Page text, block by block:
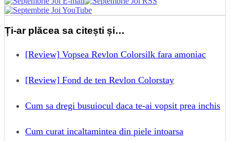
Ți-ar plăcea sa citești și…
[Review] Vopsea Revlon Colorsilk fara amoniac
[Review] Fond de ten Revlon Colorstay
Cum sa dregi busuiocul daca te-ai vopsit prea inchis
Cum curat incaltamintea din piele intoarsa